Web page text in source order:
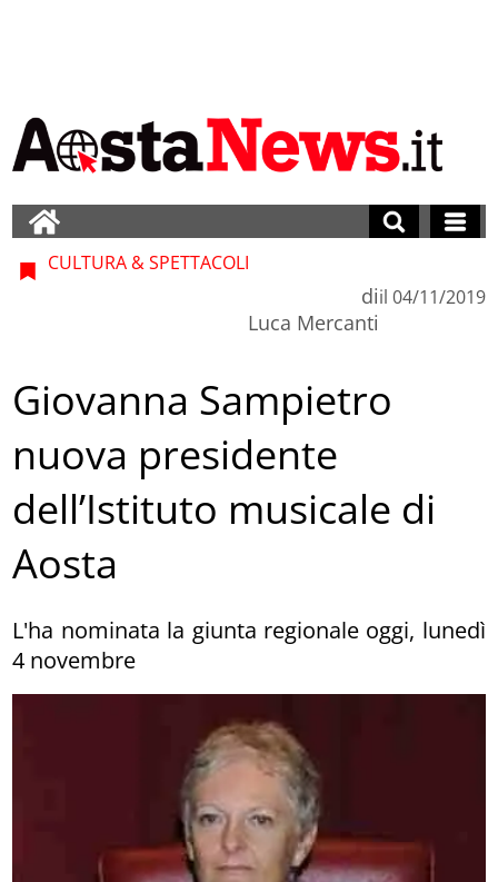
CULTURA & SPETTACOLI
di
Luca Mercanti
il 04/11/2019
Giovanna Sampietro
nuova presidente
dell’Istituto musicale di
Aosta
L'ha nominata la giunta regionale oggi, lunedì
4 novembre